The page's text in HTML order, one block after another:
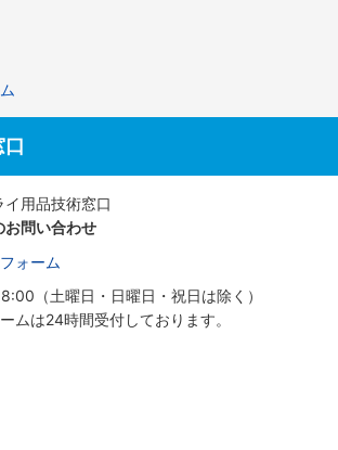
用品技術窓口
お問い合わせ
ォーム
（土曜日・日曜日・祝日は除く）
ムは24時間受付しております。